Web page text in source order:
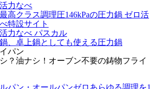
力なべ
高クラス調理圧146kPaの圧力鍋 ゼロ活
特設サイト
力なべ パスカル
、卓上鍋としても使える圧力鍋
パン
？油ナシ！オーブン不要の鋳物フライ
パン・オールパンゼロ あらゆる調理を1